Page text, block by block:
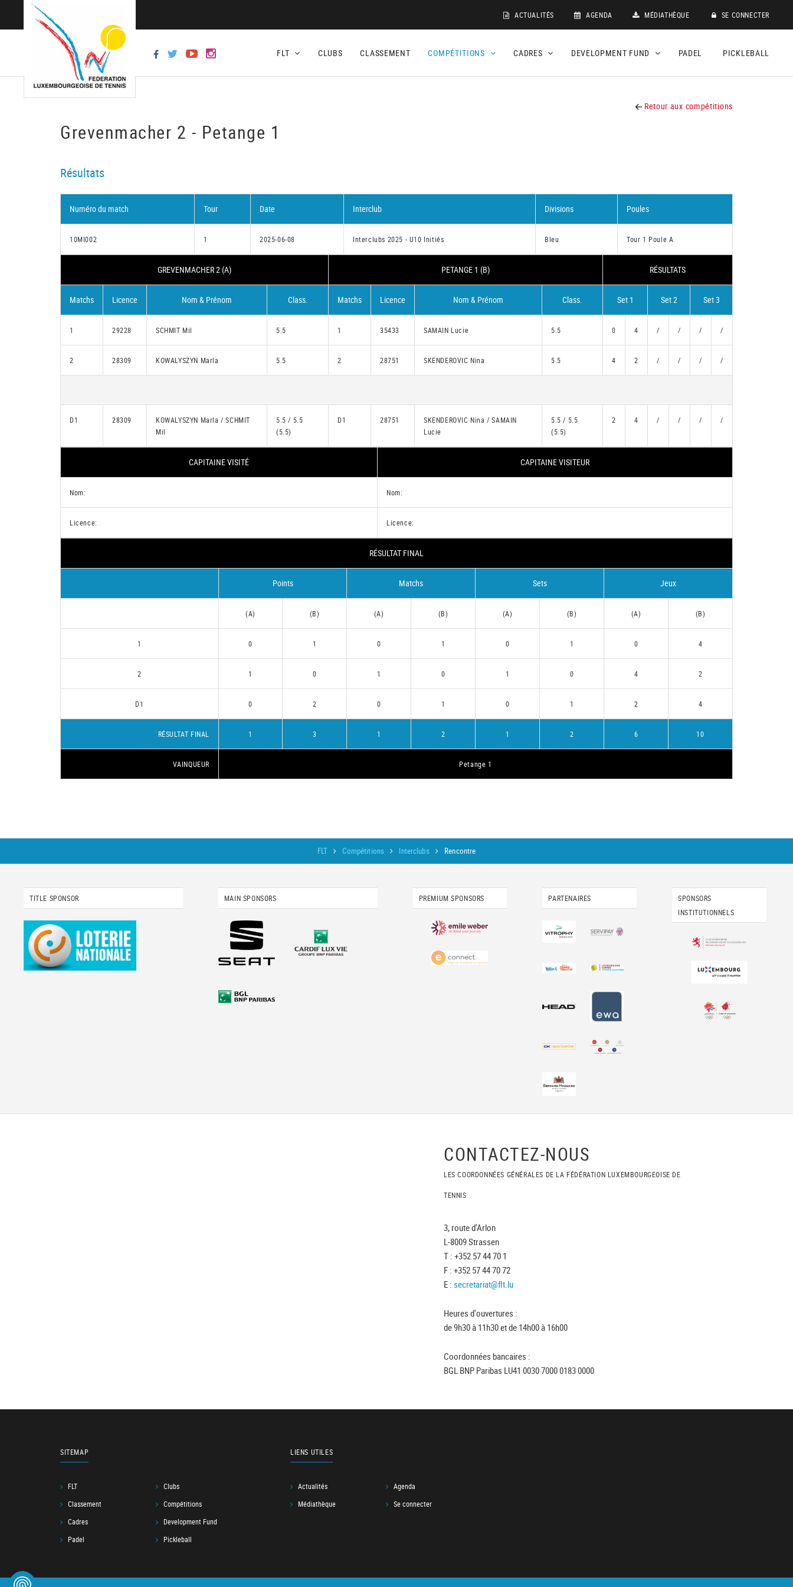
ACTUALITÉS AGENDA MÉDIATHÈQUE SE CONNECTER
FLT CLUBS CLASSEMENT COMPÉTITIONS CADRES DEVELOPMENT FUND PADEL PICKLEBALL
Retour aux compétitions
Grevenmacher 2 - Petange 1
Résultats
Numéro du match Tour Date Interclub Divisions Poules
10MI002 1 2025-06-08 Interclubs 2025 - U10 Initiés Bleu Tour 1 Poule A
GREVENMACHER 2 (A) PETANGE 1 (B) RÉSULTATS
Matchs Licence Nom & Prénom Class. Matchs Licence Nom & Prénom Class. Set 1 Set 2 Set 3
1 29228 SCHMIT Mil 5.5 1 35433 SAMAIN Lucie 5.5 0 4 / / / /
2 28309 KOWALYSZYN Marla 5.5 2 28751 SKENDEROVIC Nina 5.5 4 2 / / / /
D1 28309
KOWALYSZYN Marla / SCHMIT
Mil
5.5 / 5.5
(5.5)
D1 28751
SKENDEROVIC Nina / SAMAIN
Lucie
5.5 / 5.5
(5.5)
2 4 / / / /
CAPITAINE VISITÉ CAPITAINE VISITEUR
Nom: Nom:
Licence: Licence:
RÉSULTAT FINAL
Points Matchs Sets Jeux
(A) (B) (A) (B) (A) (B) (A) (B)
1 0 1 0 1 0 1 0 4
2 1 0 1 0 1 0 4 2
D1 0 2 0 1 0 1 2 4
RÉSULTAT FINAL 1 3 1 2 1 2 6 10
VAINQUEUR Petange 1
FLT Compétitions Interclubs Rencontre
TITLE SPONSOR MAIN SPONSORS PREMIUM SPONSORS PARTENAIRES
SPONSORS
INSTITUTIONNELS
CONTACTEZ-NOUS
LES COORDONNÉES GÉNÉRALES DE LA FÉDÉRATION LUXEMBOURGEOISE DE
TENNIS
3, route d'Arlon
L-8009 Strassen
T : +352 57 44 70 1
F : +352 57 44 70 72
E : secretariat@flt.lu
Heures d'ouvertures :
de 9h30 à 11h30 et de 14h00 à 16h00
Coordonnées bancaires :
BGL BNP Paribas LU41 0030 7000 0183 0000
SITEMAP
FLT
Clubs
Classement
Compétitions
Cadres
Development Fund
Padel
Pickleball
LIENS UTILES
Actualités
Agenda
Médiathèque
Se connecter